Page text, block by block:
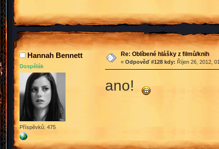
Hannah Bennett
Dospělák
Příspěvků: 475
Re: Oblíbené hlášky z filmů/knih
« Odpověď #128 kdy: Říjen 26, 2012,
ano!